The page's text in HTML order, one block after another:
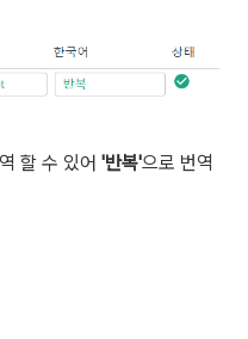
할 수 있어 '반복'으로 번역